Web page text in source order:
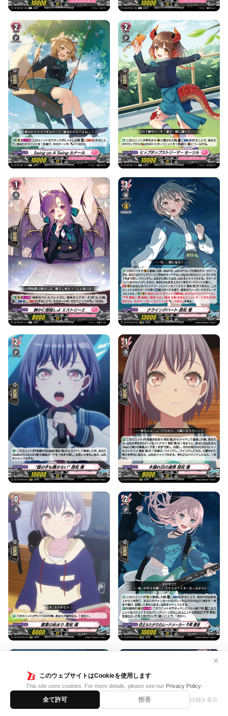
このウェブサイトはCookieを使用します
This site uses cookies. For more details, please see our Privacy Policy.
全て許可 拒否 詳細を表示
✕